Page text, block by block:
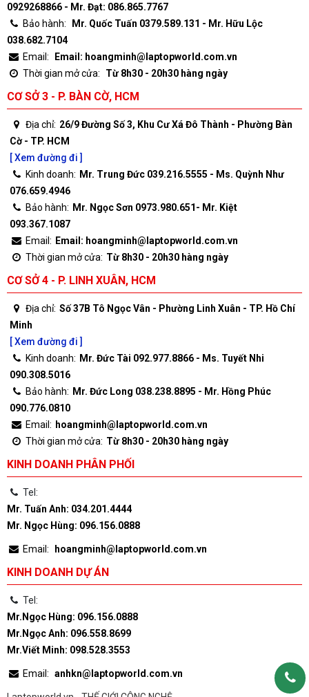
0929268866 - Mr. Đạt: 086.865.7767
Bảo hành:
Mr. Quốc Tuấn 0379.589.131 - Mr. Hữu Lộc
038.682.7104
Email:
Email: hoangminh@laptopworld.com.vn
Thời gian mở cửa:
Từ 8h30 - 20h30 hàng ngày
CƠ SỞ 3 - P. BÀN CỜ, HCM
Địa chỉ: 26/9 Đường Số 3, Khu Cư Xá Đô Thành - Phường Bàn
Cờ - TP. HCM
[ Xem đường đi ]
Kinh doanh: Mr. Trung Đức 039.216.5555 - Ms. Quỳnh Như
076.659.4946
Bảo hành: Mr. Ngọc Sơn 0973.980.651- Mr. Kiệt
093.367.1087
Email: Email: hoangminh@laptopworld.com.vn
Thời gian mở cửa: Từ 8h30 - 20h30 hàng ngày
CƠ SỞ 4 - P. LINH XUÂN, HCM
Địa chỉ: Số 37B Tô Ngọc Vân - Phường Linh Xuân - TP. Hồ Chí
Minh
[ Xem đường đi ]
Kinh doanh: Mr. Đức Tài 092.977.8866 - Ms. Tuyết Nhi
090.308.5016
Bảo hành: Mr. Đức Long 038.238.8895 - Mr. Hồng Phúc
090.776.0810
Email: hoangminh@laptopworld.com.vn
Thời gian mở cửa: Từ 8h30 - 20h30 hàng ngày
KINH DOANH PHÂN PHỐI
Tel:
Mr. Tuấn Anh: 034.201.4444
Mr. Ngọc Hùng: 096.156.0888
Email: hoangminh@laptopworld.com.vn
KINH DOANH DỰ ÁN
Tel:
Mr.Ngọc Hùng: 096.156.0888
Mr.Ngọc Anh: 096.558.8699
Mr.Viết Minh: 098.528.3553
Email: anhkn@laptopworld.com.vn